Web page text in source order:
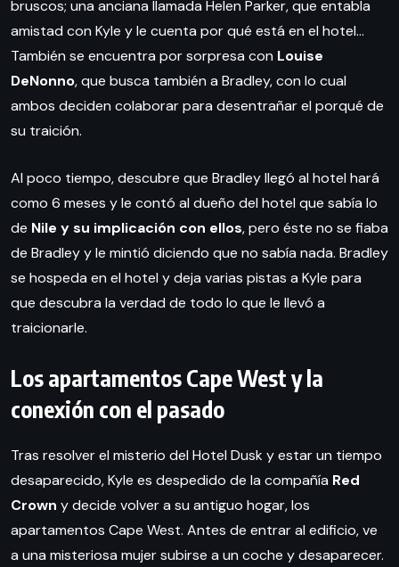
bruscos; una anciana llamada Helen Parker, que entabla
amistad con Kyle y le cuenta por qué está en el hotel…
También se encuentra por sorpresa con Louise
DeNonno, que busca también a Bradley, con lo cual
ambos deciden colaborar para desentrañar el porqué de
su traición.
Al poco tiempo, descubre que Bradley llegó al hotel hará
como 6 meses y le contó al dueño del hotel que sabía lo
de Nile y su implicación con ellos, pero éste no se fiaba
de Bradley y le mintió diciendo que no sabía nada. Bradley
se hospeda en el hotel y deja varias pistas a Kyle para
que descubra la verdad de todo lo que le llevó a
traicionarle.
Los apartamentos Cape West y la
conexión con el pasado
Tras resolver el misterio del Hotel Dusk y estar un tiempo
desaparecido, Kyle es despedido de la compañía Red
Crown y decide volver a su antiguo hogar, los
apartamentos Cape West. Antes de entrar al edificio, ve
a una misteriosa mujer subirse a un coche y desaparecer.